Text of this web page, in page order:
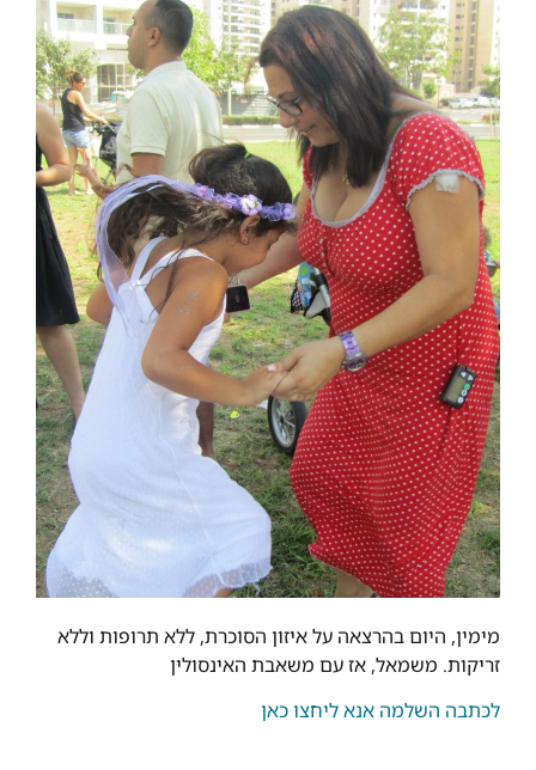
מימין, היום בהרצאה על איזון הסוכרת, ללא תרופות וללא
זריקות. משמאל, אז עם משאבת האינסולין
לכתבה השלמה אנא ליחצו כאן